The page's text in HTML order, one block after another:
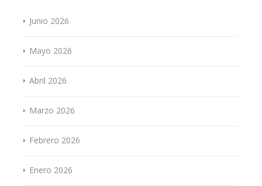
Junio 2026
Mayo 2026
Abril 2026
Marzo 2026
Febrero 2026
Enero 2026